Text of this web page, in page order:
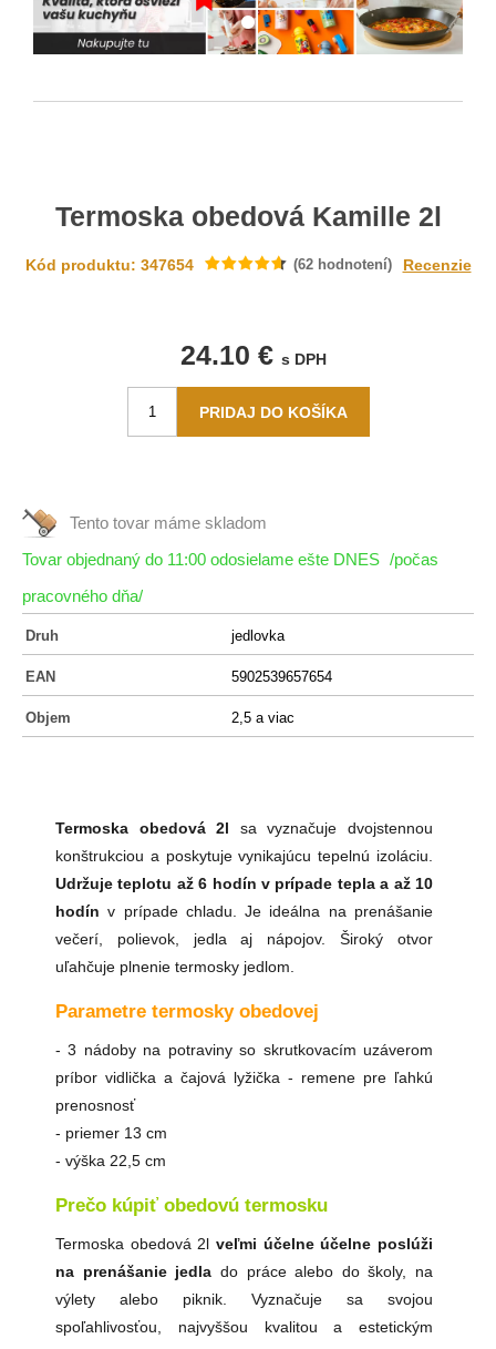
Termoska obedová Kamille 2l
Kód produktu: 347654 (62hodnotení) Recenzie
24.10 € s DPH
Tento tovar máme skladom
Tovar objednaný do 11:00 odosielame ešte DNES /počas
pracovného dňa/
Druh jedlovka
EAN 5902539657654
Objem 2,5 a viac
Termoska obedová 2l sa vyznačuje dvojstennou
konštrukciou a poskytuje vynikajúcu tepelnú izoláciu.
Udržuje teplotu až 6 hodín v prípade tepla a až 10
hodín v prípade chladu. Je ideálna na prenášanie
večerí, polievok, jedla aj nápojov. Široký otvor
uľahčuje plnenie termosky jedlom.
Parametre termosky obedovej
- 3 nádoby na potraviny so skrutkovacím uzáverom
príbor vidlička a čajová lyžička - remene pre ľahkú
prenosnosť
- priemer 13 cm
- výška 22,5 cm
Prečo kúpiť obedovú termosku
Termoska obedová 2l veľmi účelne účelne poslúži
na prenášanie jedla do práce alebo do školy, na
výlety alebo piknik. Vyznačuje sa svojou
spoľahlivosťou, najvyššou kvalitou a estetickým